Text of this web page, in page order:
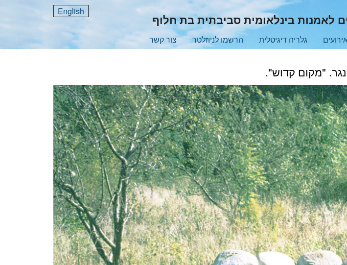
לאמנות בינלאומית סביבתית בת חלוף
English
גלריה דיגיטלית הרשמו לניוזלטר צור קשר
"מקום קדוש".